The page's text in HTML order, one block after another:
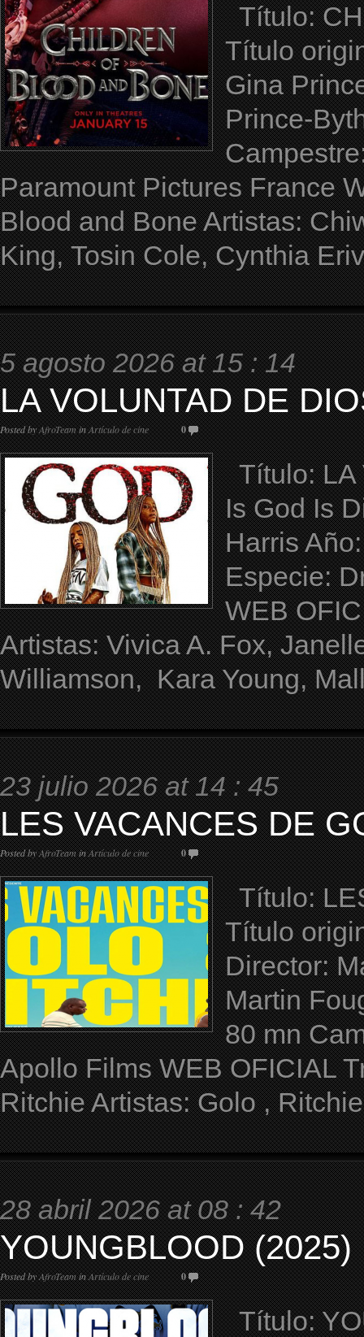
Título:
Título
Gina
Prince-
Paramount Pictures France
Blood and Bone Artistas:
King, Tosin Cole, Cynthia
5 agosto 2026 at 15 : 14
LA VOLUNTAD DE
Posted byAfroTeaminArtículo de cine 0
Título: LA
Is God Is
Harris
Especie:
WEB
Artistas: Vivica A. Fox,
Williamson, Kara Young,
23 julio 2026 at 14 : 45
LES VACANCES DE
Posted byAfroTeaminArtículo de cine 0
Título:
Título
Director:
Martin
80 mn
Apollo Films WEB OFICIAL
Ritchie Artistas: Golo ,
28 abril 2026 at 08 : 42
YOUNGBLOOD (2025)
Posted byAfroTeaminArtículo de cine 0
Título: